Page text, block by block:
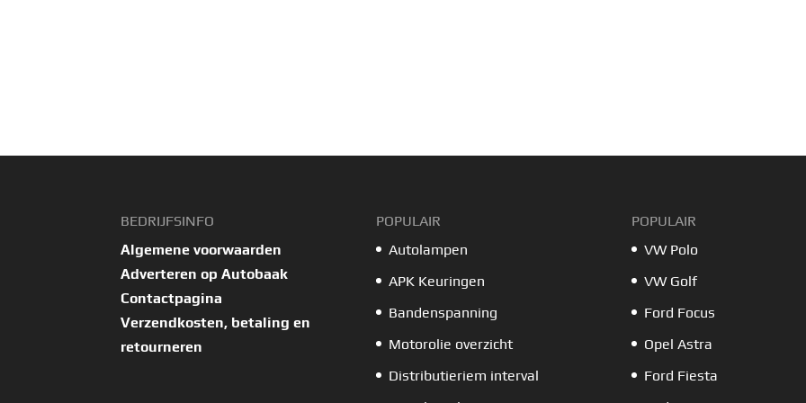
BEDRIJFSINFO
Algemene voorwaarden
Adverteren op Autobaak
Contactpagina
Verzendkosten, betaling en
retourneren
POPULAIR
Autolampen
APK Keuringen
Bandenspanning
Motorolie overzicht
Distributieriem interval
POPULAIR
VW Polo
VW Golf
Ford Focus
Opel Astra
Ford Fiesta